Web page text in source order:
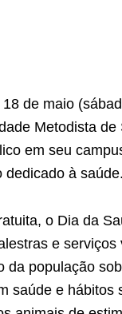
de maio
Metodista de
em seu
dedicado à saúde.
o Dia da
e serviços
da população
saúde e hábitos